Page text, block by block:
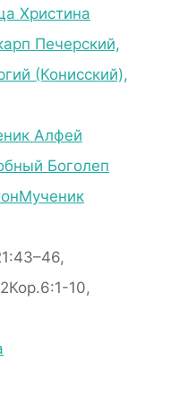
Христина
Печерский,
(Конисский),
Алфей
Боголеп
Мученик
10,